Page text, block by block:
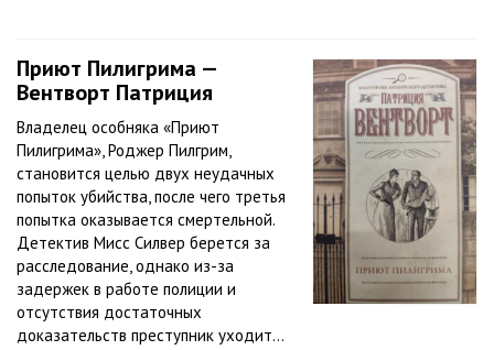
Приют Пилигрима —
Вентворт Патриция
Владелец особняка «Приют
Пилигрима», Роджер Пилгрим,
становится целью двух неудачных
попыток убийства, после чего третья
попытка оказывается смертельной.
Детектив Мисс Силвер берется за
расследование, однако из-за
задержек в работе полиции и
отсутствия достаточных
доказательств преступник уходит...